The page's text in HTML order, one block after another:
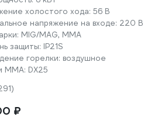
холостого хода: 56 В
напряжение на входе: 220 В
MIG/MAG, MMA
защиты: IP21S
горелки: воздушное
ММА: DX25
₽